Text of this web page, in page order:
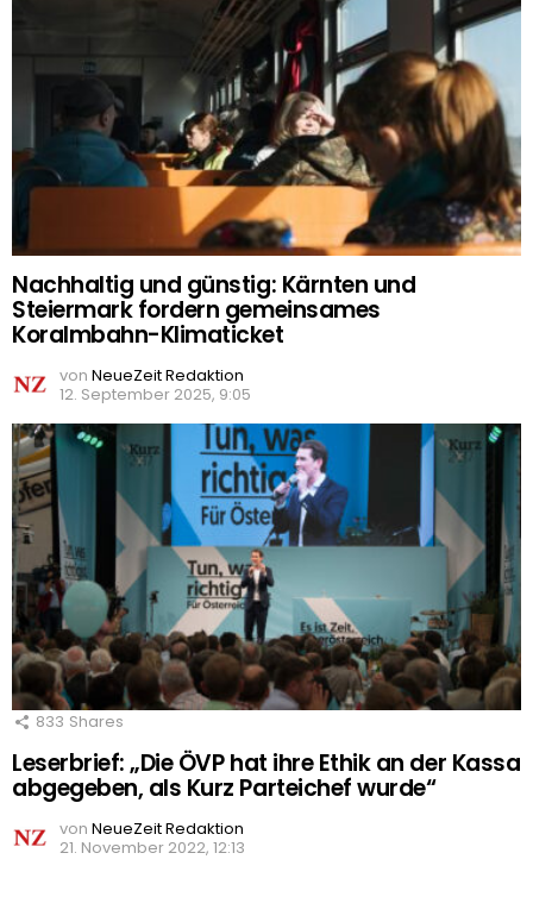
Nachhaltig und günstig: Kärnten und
Steiermark fordern gemeinsames
Koralmbahn-Klimaticket
von NeueZeit Redaktion
12. September 2025, 9:05
833 Shares
Leserbrief: „Die ÖVP hat ihre Ethik an der Kassa
abgegeben, als Kurz Parteichef wurde“
von NeueZeit Redaktion
21. November 2022, 12:13